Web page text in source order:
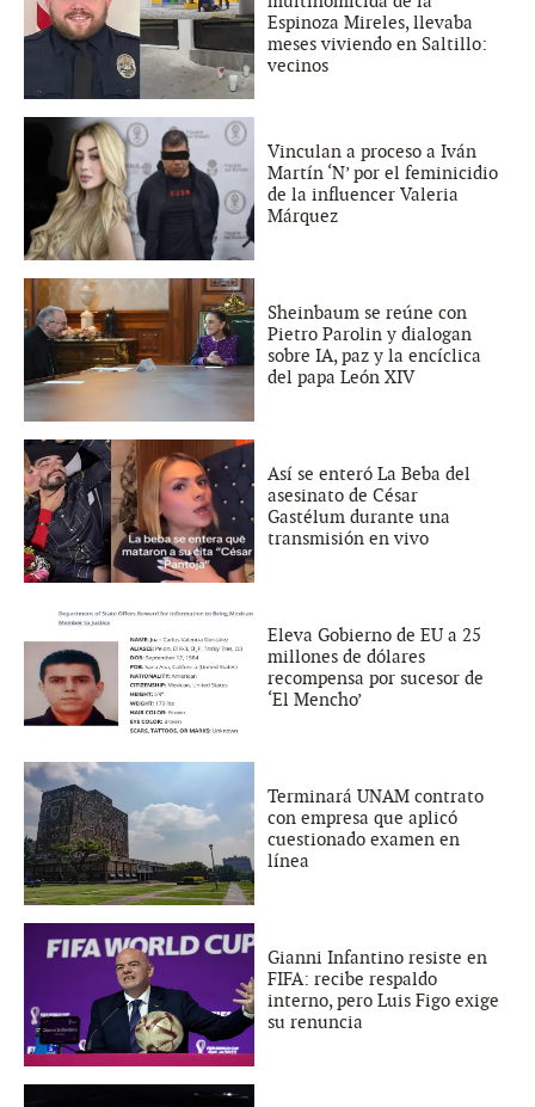
Espinoza Mireles, llevaba
meses viviendo en Saltillo:
vecinos
Vinculan a proceso a Iván
Martín ‘N’ por el feminicidio
de la influencer Valeria
Márquez
Sheinbaum se reúne con
Pietro Parolin y dialogan
sobre IA, paz y la encíclica
del papa León XIV
Así se enteró La Beba del
asesinato de César
Gastélum durante una
transmisión en vivo
Eleva Gobierno de EU a 25
millones de dólares
recompensa por sucesor de
‘El Mencho’
Terminará UNAM contrato
con empresa que aplicó
cuestionado examen en
línea
Gianni Infantino resiste en
FIFA: recibe respaldo
interno, pero Luis Figo exige
su renuncia